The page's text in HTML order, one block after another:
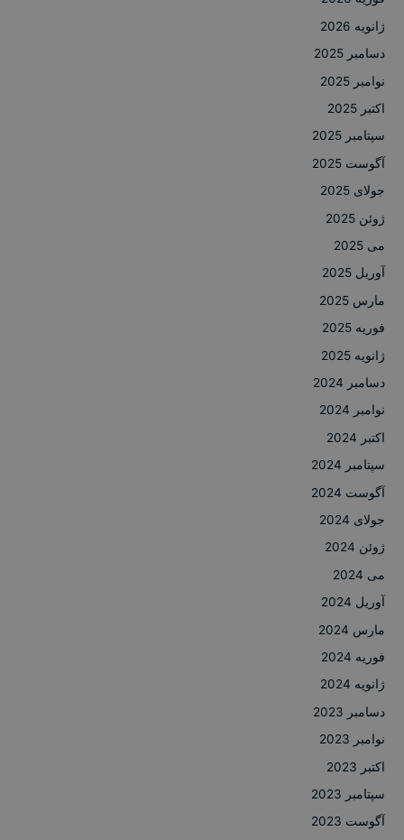
ژانویه 2026
دسامبر 2025
نوامبر 2025
اکتبر 2025
سپتامبر 2025
آگوست 2025
جولای 2025
ژوئن 2025
می 2025
آوریل 2025
مارس 2025
فوریه 2025
ژانویه 2025
دسامبر 2024
نوامبر 2024
اکتبر 2024
سپتامبر 2024
آگوست 2024
جولای 2024
ژوئن 2024
می 2024
آوریل 2024
مارس 2024
فوریه 2024
ژانویه 2024
دسامبر 2023
نوامبر 2023
اکتبر 2023
سپتامبر 2023
آگوست 2023